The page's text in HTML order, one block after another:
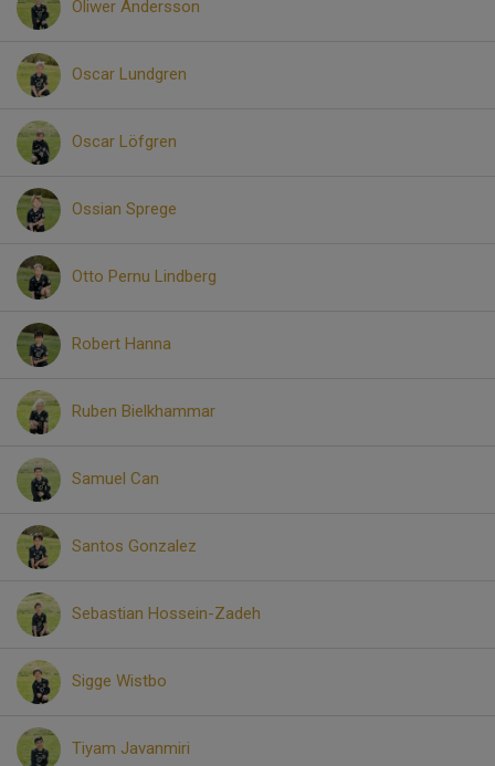
Oliwer Andersson
Oscar Lundgren
Oscar Löfgren
Ossian Sprege
Otto Pernu Lindberg
Robert Hanna
Ruben Bielkhammar
Samuel Can
Santos Gonzalez
Sebastian Hossein-Zadeh
Sigge Wistbo
Tiyam Javanmiri